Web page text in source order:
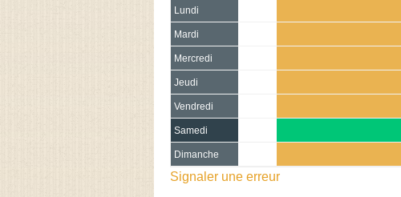
Lundi
Mardi
Mercredi
Jeudi
Vendredi
Samedi
Dimanche
Signaler une erreur